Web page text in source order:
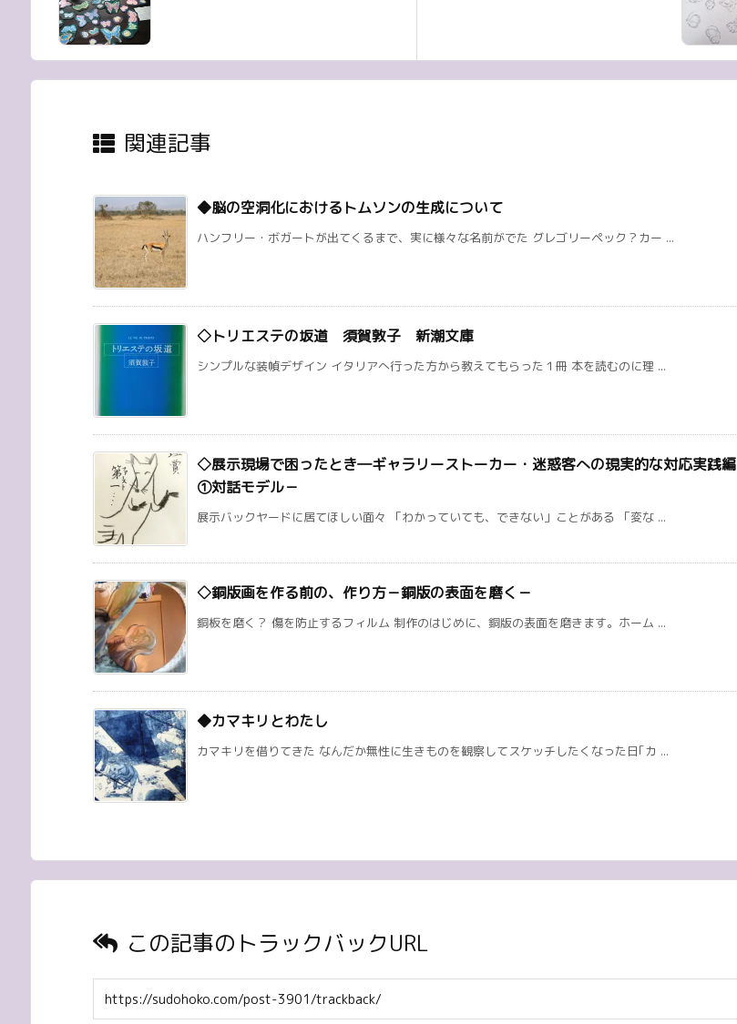
関連記事
◆脳の空洞化におけるトムソンの生成について
ハンフリー・ボガートが出てくるまで、実に様々な名前がでた グレゴリーペック？カー ...
◇トリエステの坂道 須賀敦子 新潮文庫
シンプルな装幀デザイン イタリアへ行った方から教えてもらった１冊 本を読むのに理 ...
◇展示現場で困ったとき―ギャラリーストーカー・迷惑客への現実的な対応実践編
①対話モデル－
展示バックヤードに居てほしい面々 「わかっていても、できない」ことがある 「変な ...
◇銅版画を作る前の、作り方－銅版の表面を磨く－
銅板を磨く？ 傷を防止するフィルム 制作のはじめに、銅版の表面を磨きます。ホーム ...
◆カマキリとわたし
カマキリを借りてきた なんだか無性に生きものを観察してスケッチしたくなった日｢カ ...
この記事のトラックバックURL